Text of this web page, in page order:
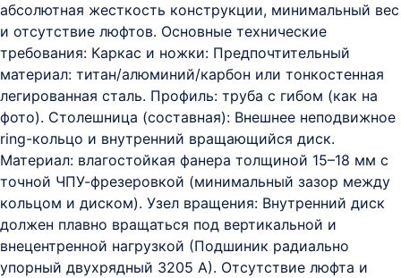
абсолютная жесткость конструкции, минимальный вес
и отсутствие люфтов. Основные технические
требования: Каркас и ножки: Предпочтительный
материал: титан/алюминий/карбон или тонкостенная
легированная сталь. Профиль: труба с гибом (как на
фото). Столешница (составная): Внешнее неподвижное
ring-кольцо и внутренний вращающийся диск.
Материал: влагостойкая фанера толщиной 15–18 мм с
точной ЧПУ-фрезеровкой (минимальный зазор между
кольцом и диском). Узел вращения: Внутренний диск
должен плавно вращаться под вертикальной и
внецентренной нагрузкой (Подшиник радиально
упорный двухрядный 3205 А). Отсутствие люфта и